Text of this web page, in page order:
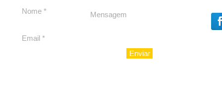
reforçam apoio a
Cláudio Mitidieri
Enviar